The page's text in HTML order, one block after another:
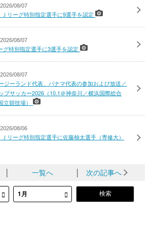
2026/08/07
Ｊリーグ特別指定選手に9選手を認定
2026/08/07
グ特別指定選手に3選手を認定
2026/08/07
ジーランド代表、パナマ代表の参加および放送／
サッカー2026（10.1＠神奈川／横浜国際総合
立競技場）
2026/08/06
リーグ特別指定選手に佐藤柚太選手（専修大）
│ 一覧へ │ 次の記事へ